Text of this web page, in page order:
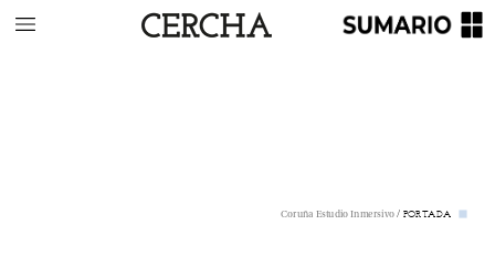
Coruña Estudio Inmersivo / PORTADA